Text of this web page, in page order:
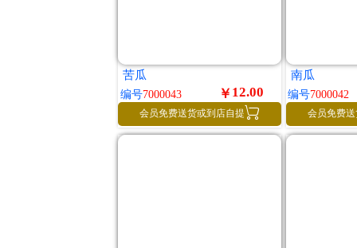
苦瓜
编号7000043 ￥ 12.00
会员免费送货或到店自提 
南瓜
编号7000042
会员免费